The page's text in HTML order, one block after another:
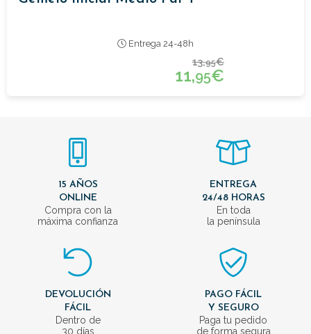
Entrega 24-48h
13,95€
11,95€
15 AÑOS
ONLINE
Compra con la
máxima confianza
ENTREGA
24/48 HORAS
En toda
la península
DEVOLUCIÓN
FÁCIL
Dentro de
30 días
PAGO FÁCIL
Y SEGURO
Paga tu pedido
de forma segura